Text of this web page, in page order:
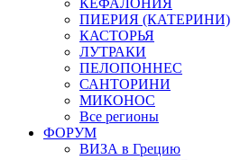
КЕФАЛОНИЯ
ПИЕРИЯ (КАТЕРИНИ)
КАСТОРЬЯ
ЛУТРАКИ
ПЕЛОПОННЕС
САНТОРИНИ
МИКОНОС
Все регионы
ФОРУМ
ВИЗА в Грецию